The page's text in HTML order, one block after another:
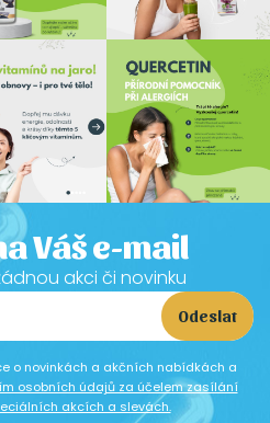
Váš e-mail
akci či novinku
Odeslat
o novinkách a akčních nabídkách a
osobních údajů za účelem zasílání
akcích a slevách.